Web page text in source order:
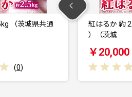
（3回 定期便
(
紅はるか
）（茨城…
￥40,000